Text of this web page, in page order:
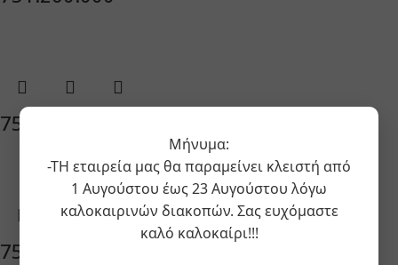
751.240.000
751.250.000
Μήνυμα:
-ΤΗ εταιρεία μας θα παραμείνει κλειστή από
1 Αυγούστου έως 23 Αυγούστου λόγω
καλοκαιρινών διακοπών. Σας ευχόμαστε
καλό καλοκαίρι!!!